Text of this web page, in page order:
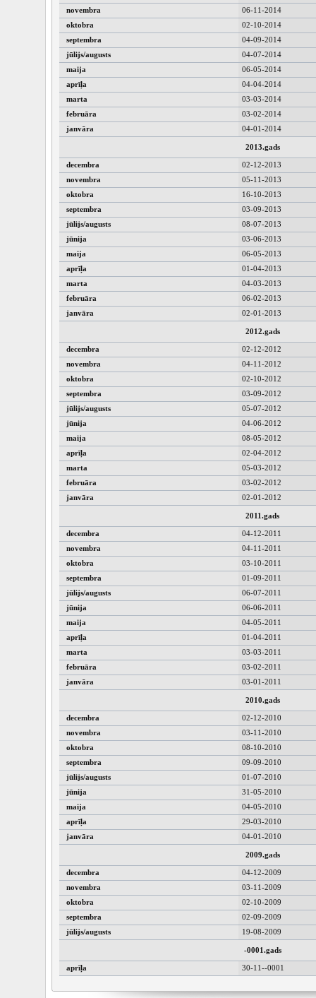
novembra
06-11-2014
oktobra
02-10-2014
septembra
04-09-2014
jūlijs/augusts
04-07-2014
maija
06-05-2014
aprīļa
04-04-2014
marta
03-03-2014
februāra
03-02-2014
janvāra
04-01-2014
2013.gads
decembra
02-12-2013
novembra
05-11-2013
oktobra
16-10-2013
septembra
03-09-2013
jūlijs/augusts
08-07-2013
jūnija
03-06-2013
maija
06-05-2013
aprīļa
01-04-2013
marta
04-03-2013
februāra
06-02-2013
janvāra
02-01-2013
2012.gads
decembra
02-12-2012
novembra
04-11-2012
oktobra
02-10-2012
septembra
03-09-2012
jūlijs/augusts
05-07-2012
jūnija
04-06-2012
maija
08-05-2012
aprīļa
02-04-2012
marta
05-03-2012
februāra
03-02-2012
janvāra
02-01-2012
2011.gads
decembra
04-12-2011
novembra
04-11-2011
oktobra
03-10-2011
septembra
01-09-2011
jūlijs/augusts
06-07-2011
jūnija
06-06-2011
maija
04-05-2011
aprīļa
01-04-2011
marta
03-03-2011
februāra
03-02-2011
janvāra
03-01-2011
2010.gads
decembra
02-12-2010
novembra
03-11-2010
oktobra
08-10-2010
septembra
09-09-2010
jūlijs/augusts
01-07-2010
jūnija
31-05-2010
maija
04-05-2010
aprīļa
29-03-2010
janvāra
04-01-2010
2009.gads
decembra
04-12-2009
novembra
03-11-2009
oktobra
02-10-2009
septembra
02-09-2009
jūlijs/augusts
19-08-2009
-0001.gads
aprīļa 30-11--0001